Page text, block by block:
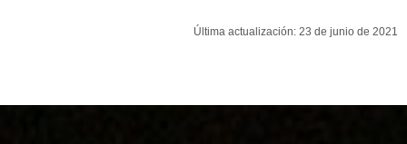
Última actualización: 23 de junio de 2021